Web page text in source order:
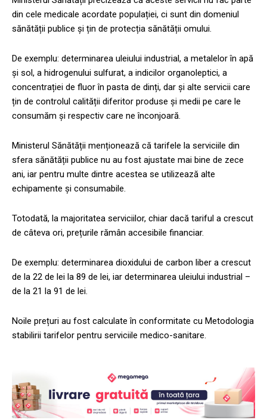
din cele medicale acordate populației, ci sunt din domeniul
sănătății publice și țin de protecția sănătății omului.
De exemplu: determinarea uleiului industrial, a metalelor în apă
și sol, a hidrogenului sulfurat, a indicilor organoleptici, a
concentrației de fluor în pasta de dinți, dar și alte servicii care
țin de controlul calității diferitor produse și medii pe care le
consumăm și respectiv care ne înconjoară.
Ministerul Sănătății menționează că tarifele la serviciile din
sfera sănătății publice nu au fost ajustate mai bine de zece
ani, iar pentru multe dintre acestea se utilizează alte
echipamente și consumabile.
Totodată, la majoritatea serviciilor, chiar dacă tariful a crescut
de câteva ori, prețurile rămân accesibile financiar.
De exemplu: determinarea dioxidului de carbon liber a crescut
de la 22 de lei la 89 de lei, iar determinarea uleiului industrial –
de la 21 la 91 de lei.
Noile prețuri au fost calculate în conformitate cu Metodologia
stabilirii tarifelor pentru serviciile medico-sanitare.